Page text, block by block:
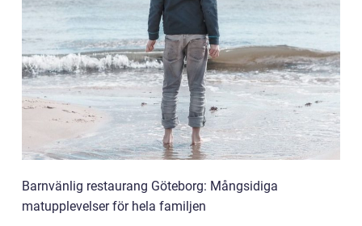
Barnvänlig restaurang Göteborg: Mångsidiga
matupplevelser för hela familjen